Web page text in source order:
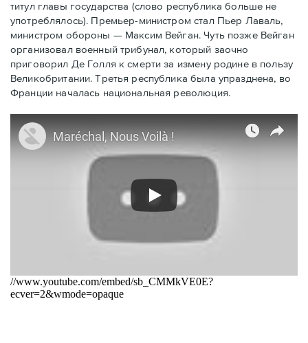
титул главы государства (слово республика больше не
употреблялось). Премьер-министром стал Пьер Лаваль,
министром обороны — Максим Вейган. Чуть позже Вейган
организовал военный трибунал, который заочно
приговорил Де Голля к смерти за измену родине в пользу
Великобритании. Третья республика была упразднена, во
Франции началась национальная революция.